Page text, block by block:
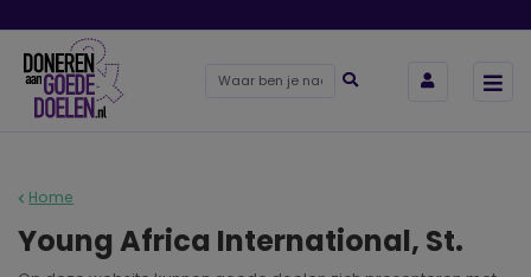
Home
Young Africa International, St.